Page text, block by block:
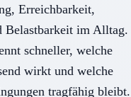
Erreichbarkeit,
Belastbarkeit im Alltag.
schneller, welche
wirkt und welche
tragfähig bleibt.